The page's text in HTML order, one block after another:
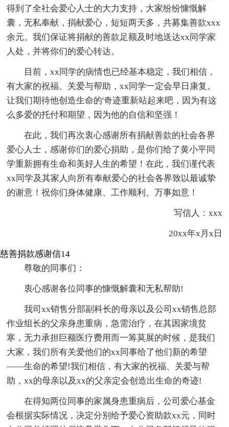
得到了全社会爱心人士的大力支持，大家纷纷慷慨解
囊，无私奉献，捐献爱心，短短两天多，共募集善款xxx
余元。我们保证将捐献的善款足额及时地送达xx同学家
人处，并将你们的爱心转达。
目前，xx同学的病情也已经基本稳定，我们相信，
有大家的祝福、关爱与帮助，xx同学一定会早日康复。
让我们期待他创造生命的'奇迹重新站起来吧，因为有这
么多爱的托付和期望，因为他的自信和坚强！
在此，我们再次衷心感谢所有捐献善款的社会各界
爱心人士，感谢你们的爱心捐助，是你们给了黄小平同
学重新拥有生命和美好人生的希望！在此，我们谨代表
xx同学及其家人向所有奉献爱心的社会各界致以最诚挚
的谢意！祝你们身体健康、工作顺利、万事如意！
写信人：xxx
20xx年x月x日
慈善捐款感谢信14
尊敬的同事们：
衷心感谢各位同事的慷慨解囊和无私帮助!
我司xx销售分部副科长的母亲以及公司xx销售总部
作业组长的父亲身患重病，急需治疗，在其因家境贫
寒，无力承担巨额医疗费用而一筹莫展的时候，是我们
大家，我们所有关爱他们的xx同事给了他们新的希望
——生命的希望!我们相信，有大家的祝福、关爱与帮
助，xx的母亲以及xx的父亲定会创造出生命的奇迹!
在得知两位同事的家属身患重病后，公司爱心基金
会根据实际情况，决定分别给予爱心资助款xx元，同时